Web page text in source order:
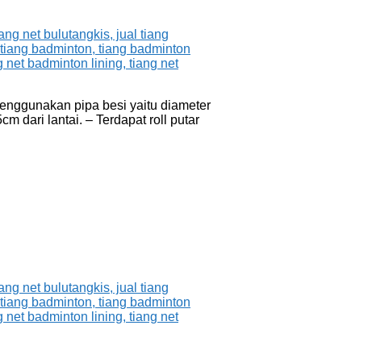
pipa besi yaitu diameter
dari lantai. – Terdapat roll putar